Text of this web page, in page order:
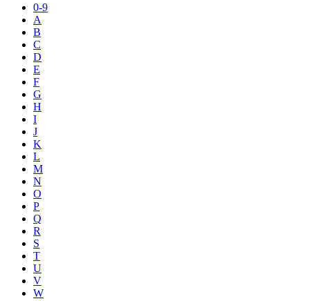
0-9
A
B
C
D
E
F
G
H
I
J
K
L
M
N
O
P
Q
R
S
T
U
V
W